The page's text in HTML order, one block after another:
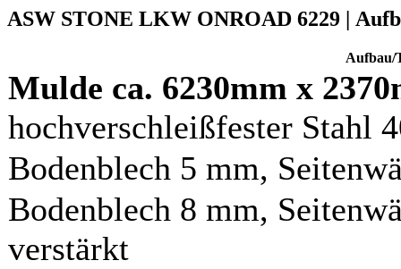
ASW STONE LKW ONROAD 6229 |
Aufbau/
Mulde ca. 6230mm x
hochverschleißfester Stahl
Bodenblech 5 mm,
Bodenblech 8 mm,
verstärkt